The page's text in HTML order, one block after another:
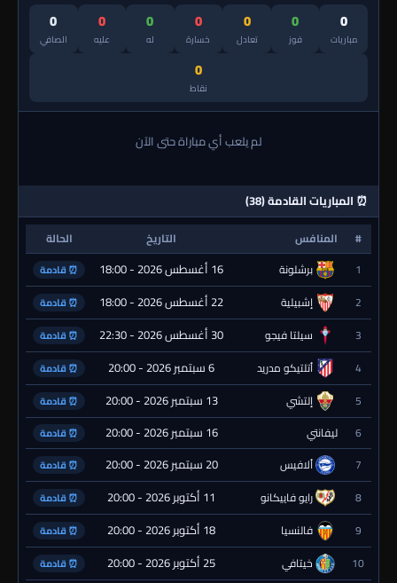
0
مباريات
0
فوز
0
تعادل
0
خسارة
0
له
0
عليه
0
الصافي
0
نقاط
لم يلعب أي مباراة حتى الآن
⏰ المباريات القادمة (38)
# المنافس التاريخ
الحالة
1
برشلونة 16 أغسطس 2026 - 18:00 ⏰ قادمة
2 إشبيلية 22 أغسطس 2026 - 18:00 ⏰ قادمة
3 سيلتا فيجو 30 أغسطس 2026 - 22:30 ⏰ قادمة
4 أتلتيكو مدريد 6 سبتمبر 2026 - 20:00 ⏰ قادمة
5 إلتشي 13 سبتمبر 2026 - 20:00 ⏰ قادمة
6 ليفانتي 16 سبتمبر 2026 - 20:00 ⏰ قادمة
7 ألافيس 20 سبتمبر 2026 - 20:00 ⏰ قادمة
8 رايو فاييكانو 11 أكتوبر 2026 - 20:00 ⏰ قادمة
9 فالنسيا 18 أكتوبر 2026 - 20:00 ⏰ قادمة
10 خيتافي 25 أكتوبر 2026 - 20:00 ⏰ قادمة